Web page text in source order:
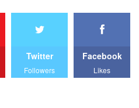
Facebook
Likes
Twitter
Followers